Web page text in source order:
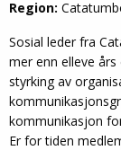
Region:
Sosial leder fra
mer enn elleve
styrking av
kommunikasjon
Er for tiden